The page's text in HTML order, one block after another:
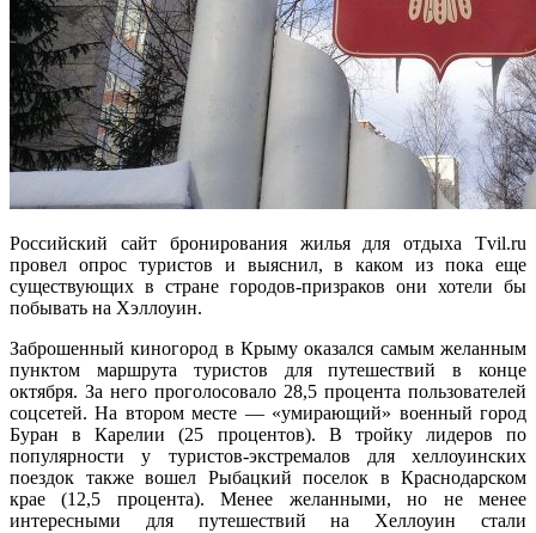
Российский сайт бронирования жилья для отдыха Tvil.ru
провел опрос туристов и выяснил, в каком из пока еще
существующих в стране городов-призраков они хотели бы
побывать на Хэллоуин.
Заброшенный киногород в Крыму оказался самым желанным
пунктом маршрута туристов для путешествий в конце
октября. За него проголосовало 28,5 процента пользователей
соцсетей. На втором месте — «умирающий» военный город
Буран в Карелии (25 процентов). В тройку лидеров по
популярности у туристов-экстремалов для хеллоуинских
поездок также вошел Рыбацкий поселок в Краснодарском
крае (12,5 процента). Менее желанными, но не менее
интересными для путешествий на Хеллоуин стали